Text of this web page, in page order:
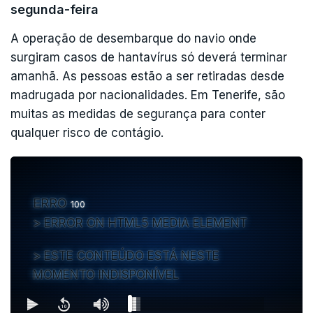
segunda-feira
A operação de desembarque do navio onde
surgiram casos de hantavírus só deverá terminar
amanhã. As pessoas estão a ser retiradas desde
madrugada por nacionalidades. Em Tenerife, são
muitas as medidas de segurança para conter
qualquer risco de contágio.
ERRO100
ERROR ON HTML5 MEDIA ELEMENT
ESTE CONTEÚDO ESTÁ NESTE
MOMENTO INDISPONÍVEL